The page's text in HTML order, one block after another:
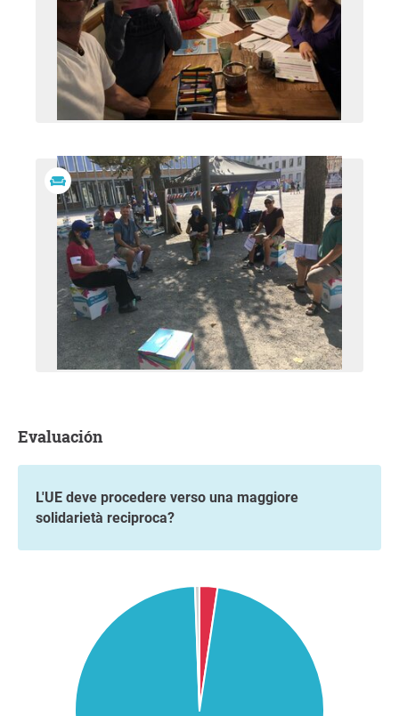
Evaluación
L'UE deve procedere verso una maggiore
solidarietà reciproca?